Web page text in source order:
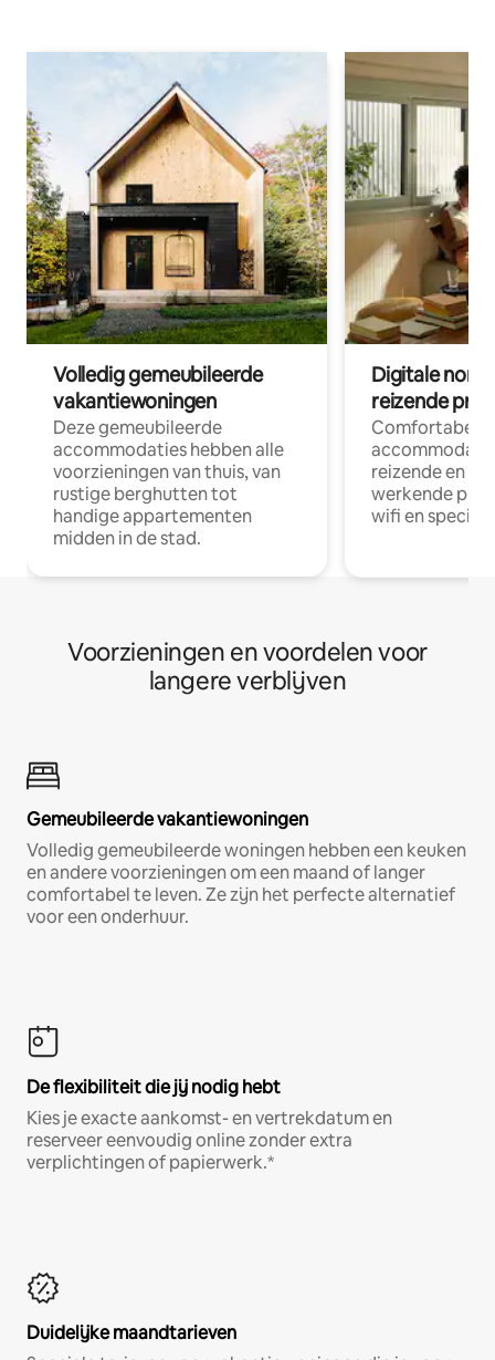
Volledig gemeubileerde
vakantiewoningen
Deze gemeubileerde
accommodaties hebben alle
voorzieningen van thuis, van
rustige berghutten tot
handige appartementen
midden in de stad.
Digitale
reizende
Comfortabele
reizende en
werkende
wifi en
Voorzieningen en voordelen voor
langere verblijven
Gemeubileerde vakantiewoningen
Volledig gemeubileerde woningen hebben een keuken
en andere voorzieningen om een maand of langer
comfortabel te leven. Ze zijn het perfecte alternatief
voor een onderhuur.
De flexibiliteit die jij nodig hebt
Kies je exacte aankomst- en vertrekdatum en
reserveer eenvoudig online zonder extra
verplichtingen of papierwerk.*
Duidelijke maandtarieven